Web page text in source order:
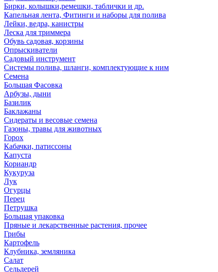
Бирки, колышки,ремешки, таблички и др.
Капельная лента, Фитинги и наборы для полива
Лейки, ведра, канистры
Леска для триммера
Обувь садовая, корзины
Опрыскиватели
Садовый инструмент
Системы полива, шланги, комплектующие к ним
Семена
Большая Фасовка
Арбузы, дыни
Базилик
Баклажаны
Сидераты и весовые семена
Газоны, травы для животных
Горох
Кабачки, патиссоны
Капуста
Кориандр
Кукуруза
Лук
Огурцы
Перец
Петрушка
Большая упаковка
Пряные и лекарственные растения, прочее
Грибы
Картофель
Клубника, земляника
Салат
Сельдерей